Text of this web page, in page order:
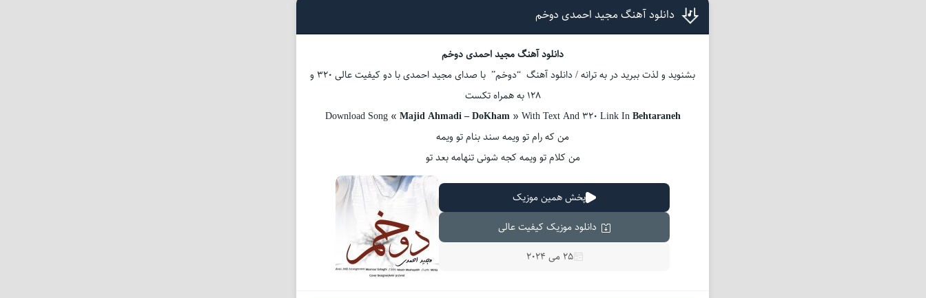
دانلود آهنگ مجید احمدی دوخم
دانلود آهنگ مجید احمدی دوخم
بشنوید و لذت ببرید در به ترانه / دانلود آهنگ “دوخم” با صدای مجید احمدی با دو کیفیت عالی 320 و
128 به همراه تکست
Download Song « Majid Ahmadi – DoKham» With Text And 320 Link InBehtaraneh
من که رام تو ویمه سند بنام تو ویمه
من کلام تو ویمه کجه شونی تنهامه بعد تو
پخش همین موزیک
دانلود موزیک کیفیت عالی
25 می 2024